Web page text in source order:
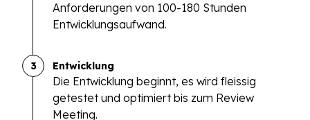
Anforderungen von 100-180 Stunden
Entwicklungsaufwand.
3 Entwicklung
Die Entwicklung beginnt, es wird fleissig
getestet und optimiert bis zum Review
Meeting.